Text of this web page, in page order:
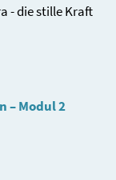
- die stille Kraft
– Modul 2